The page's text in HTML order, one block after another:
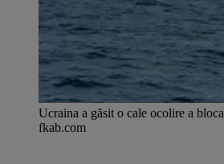
Ucraina a găsit o cale ocolire a
fkab.com